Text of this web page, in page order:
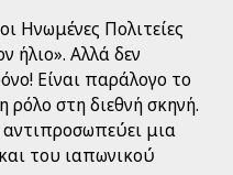
Ηνωμένες Πολιτείες
ήλιο». Αλλά δεν
Είναι παράλογο το
ρόλο στη διεθνή σκηνή.
μια
του ιαπωνικού